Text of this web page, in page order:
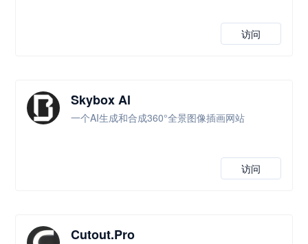
访问
Skybox Al
一个AI生成和合成360°全景图像插画网站
访问
Cutout.Pro